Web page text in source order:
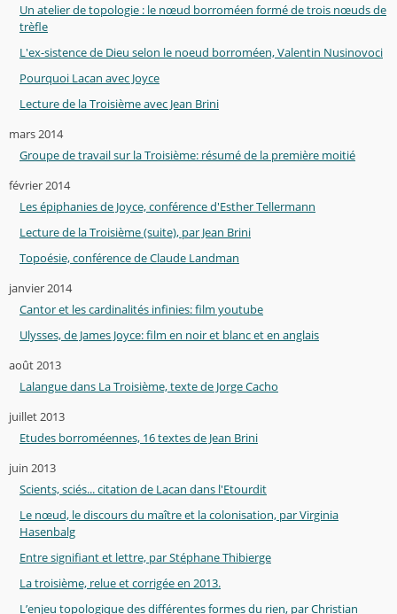
Un atelier de topologie : le nœud borroméen formé de trois nœuds de
trèfle
L'ex-sistence de Dieu selon le noeud borroméen, Valentin Nusinovoci
Pourquoi Lacan avec Joyce
Lecture de la Troisième avec Jean Brini
mars 2014
Groupe de travail sur la Troisième: résumé de la première moitié
février 2014
Les épiphanies de Joyce, conférence d'Esther Tellermann
Lecture de la Troisième (suite), par Jean Brini
Topoésie, conférence de Claude Landman
janvier 2014
Cantor et les cardinalités infinies: film youtube
Ulysses, de James Joyce: film en noir et blanc et en anglais
août 2013
Lalangue dans La Troisième, texte de Jorge Cacho
juillet 2013
Etudes borroméennes, 16 textes de Jean Brini
juin 2013
Scients, sciés... citation de Lacan dans l'Etourdit
Le nœud, le discours du maître et la colonisation, par Virginia
Hasenbalg
Entre signifiant et lettre, par Stéphane Thibierge
La troisième, relue et corrigée en 2013.
L’enjeu topologique des différentes formes du rien, par Christian